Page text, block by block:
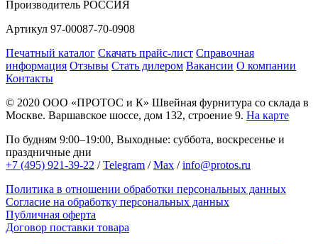
Производитель РОССИЯ
Артикул 97-00087-70-0908
Печатный каталог Скачать прайс-лист Справочная
информация Отзывы Стать дилером Вакансии О компании
Контакты
© 2020 ООО «ПРОТОС и К» Швейная фурнитура со склада в
Москве. Варшавское шоссе, дом 132, строение 9. На карте
По будням 9:00–19:00, Выходные: суббота, воскресенье и
праздничные дни
+7 (495) 921-39-22 /Telegram /Max /info@protos.ru
Политика в отношении обработки персональных данных
Согласие на обработку персональных данных
Публичная оферта
Договор поставки товара